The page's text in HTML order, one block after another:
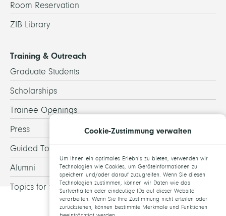
Room Reservation
ZIB Library
Training & Outreach
Graduate Students
Scholarships
Trainee Openings
Press
Guided Tours
Alumni
Topics for theses
Cookie-Zustimmung verwalten
Um Ihnen ein optimales Erlebnis zu bieten, verwenden wir
Technologien wie Cookies, um Geräteinformationen zu
speichern und/oder darauf zuzugreifen. Wenn Sie diesen
Technologien zustimmen, können wir Daten wie das
Surfverhalten oder eindeutige IDs auf dieser Website
verarbeiten. Wenn Sie Ihre Zustimmung nicht erteilen oder
zurückziehen, können bestimmte Merkmale und Funktionen